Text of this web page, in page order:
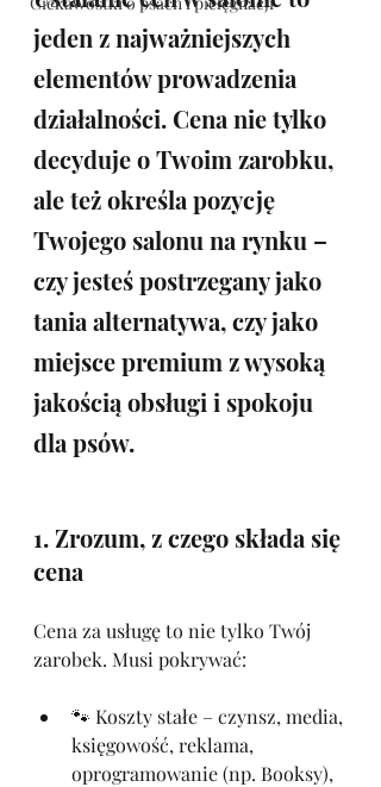
jeden z najważniejszych
elementów prowadzenia
działalności. Cena nie tylko
decyduje o Twoim zarobku,
ale też określa pozycję
Twojego salonu na rynku –
czy jesteś postrzegany jako
tania alternatywa, czy jako
miejsce premium z wysoką
jakością obsługi i spokoju
dla psów.
1. Zrozum, z czego składa się
cena
Cena za usługę to nie tylko Twój
zarobek. Musi pokrywać:
🐾 Koszty stałe – czynsz, media,
księgowość, reklama,
oprogramowanie (np. Booksy),